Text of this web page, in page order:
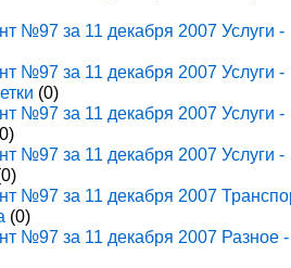
№97 за 11 декабря 2007 Услуги -
№97 за 11 декабря 2007 Услуги -
(0)
№97 за 11 декабря 2007 Услуги -
№97 за 11 декабря 2007 Услуги -
№97 за 11 декабря 2007
(0)
№97 за 11 декабря 2007 Разное -